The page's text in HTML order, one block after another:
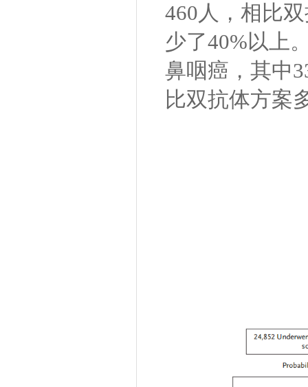
460人，相比
少了40%以上
鼻咽癌，其中
比双抗体方案